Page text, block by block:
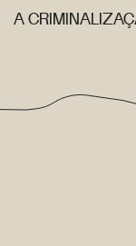
A